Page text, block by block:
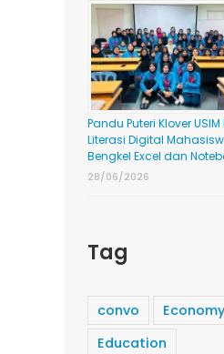
Pandu Puteri Klover
Literasi Digital
Bengkel Excel dan
28/06/2026
Tag
convo
Economy
Education